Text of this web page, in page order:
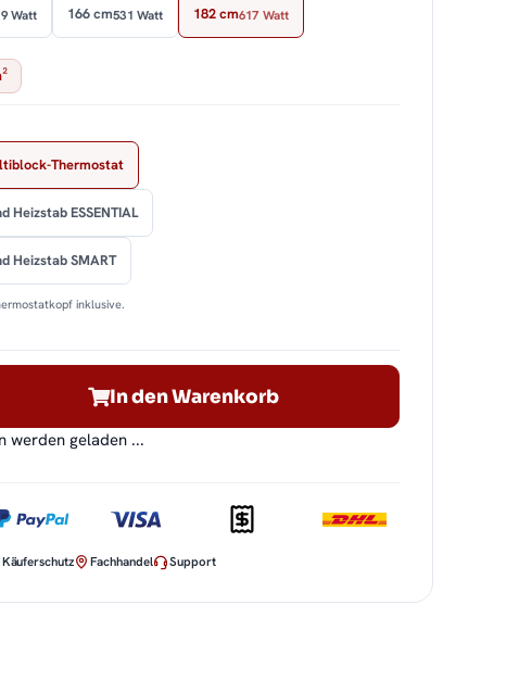
Watt 166 cm531 Watt 182 cm617 Watt
Thermostat
ESSENTIAL
Heizstab SMART
inklusive.
In den Warenkorb
werden geladen ...
Käuferschutz Fachhandel Support